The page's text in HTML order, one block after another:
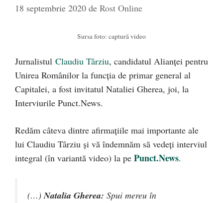
18 septembrie 2020 de Rost Online
Sursa foto: captură video
Jurnalistul Claudiu Târziu, candidatul Alianței pentru
Unirea Românilor la funcția de primar general al
Capitalei, a fost invitatul Nataliei Gherea, joi, la
Interviurile Punct.News.
Redăm câteva dintre afirmațiile mai importante ale
lui Claudiu Târziu și vă îndemnăm să vedeți interviul
integral (în variantă video) la pe Punct.News.
(…)Natalia Gherea: Spui mereu în